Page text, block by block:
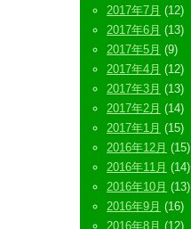
2017年7月 (12)
2017年6月 (13)
2017年5月 (9)
2017年4月 (12)
2017年3月 (13)
2017年2月 (14)
2017年1月 (15)
2016年12月 (15)
2016年11月 (14)
2016年10月 (13)
2016年9月 (16)
2016年8月 (12)